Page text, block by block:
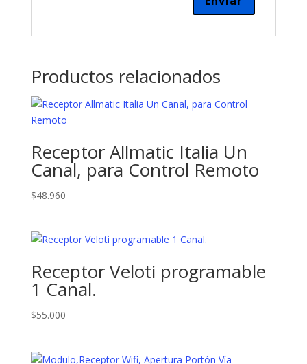
Productos relacionados
Receptor Allmatic Italia Un
Canal, para Control Remoto
$48.960
Receptor Veloti programable
1 Canal.
$55.000